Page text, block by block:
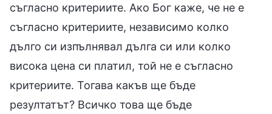
съгласно критериите. Ако Бог каже, че не е
съгласно критериите, независимо колко
дълго си изпълнявал дълга си или колко
висока цена си платил, той не е съгласно
критериите. Тогава какъв ще бъде
резултатът? Всичко това ще бъде